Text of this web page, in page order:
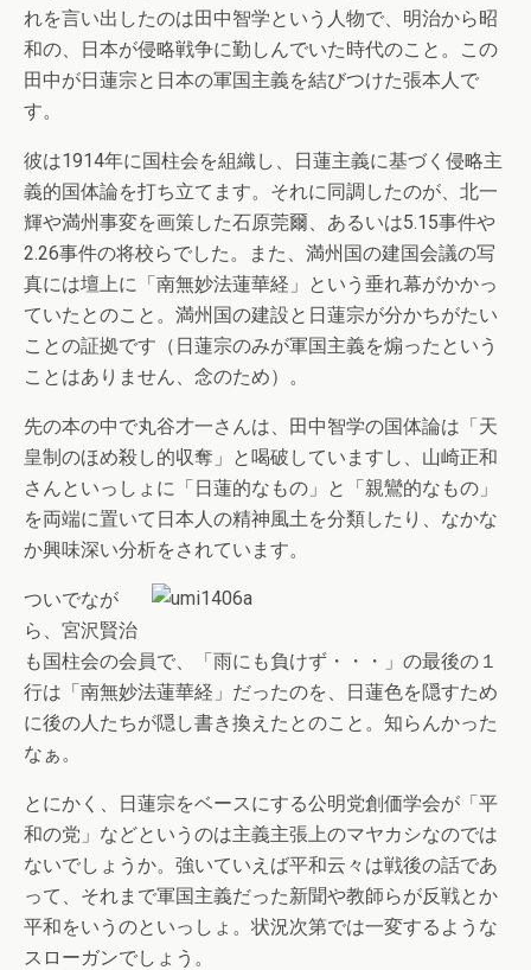
れを言い出したのは田中智学という人物で、明治から昭
和の、日本が侵略戦争に勤しんでいた時代のこと。この
田中が日蓮宗と日本の軍国主義を結びつけた張本人で
す。
彼は1914年に国柱会を組織し、日蓮主義に基づく侵略主
義的国体論を打ち立てます。それに同調したのが、北一
輝や満州事変を画策した石原莞爾、あるいは5.15事件や
2.26事件の将校らでした。また、満州国の建国会議の写
真には壇上に「南無妙法蓮華経」という垂れ幕がかかっ
ていたとのこと。満州国の建設と日蓮宗が分かちがたい
ことの証拠です（日蓮宗のみが軍国主義を煽ったという
ことはありません、念のため）。
先の本の中で丸谷才一さんは、田中智学の国体論は「天
皇制のほめ殺し的収奪」と喝破していますし、山崎正和
さんといっしょに「日蓮的なもの」と「親鸞的なもの」
を両端に置いて日本人の精神風土を分類したり、なかな
か興味深い分析をされています。
ついでなが
ら、宮沢賢治
も国柱会の会員で、「雨にも負けず・・・」の最後の１
行は「南無妙法蓮華経」だったのを、日蓮色を隠すため
に後の人たちが隠し書き換えたとのこと。知らんかった
なぁ。
とにかく、日蓮宗をベースにする公明党創価学会が「平
和の党」などというのは主義主張上のマヤカシなのでは
ないでしょうか。強いていえば平和云々は戦後の話であ
って、それまで軍国主義だった新聞や教師らが反戦とか
平和をいうのといっしょ。状況次第では一変するような
スローガンでしょう。